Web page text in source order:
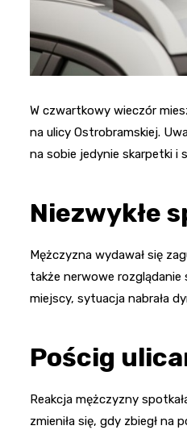
W czwartkowy wieczór
na ulicy Ostrobramskiej.
na sobie jedynie skarpetki i
Niezwykłe
Mężczyzna wydawał się
także nerwowe rozglądanie
miejscy, sytuacja nabrała
Pościg
Reakcja mężczyzny
zmieniła się, gdy zbiegł na